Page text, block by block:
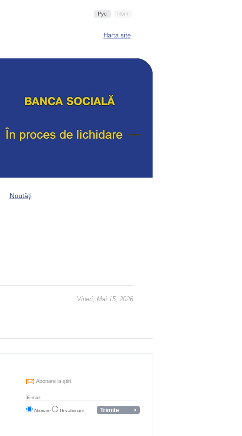
Рус Rom
Harta site
Noutăţi
Vineri, Mai 15, 2026
Abonare la ştiri
Abonare Dezabonare